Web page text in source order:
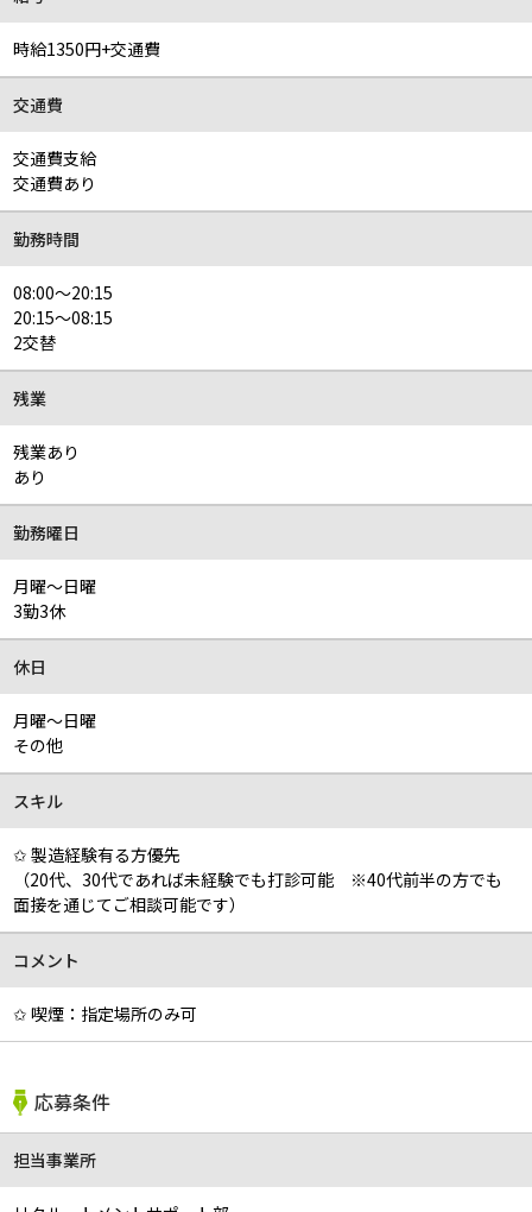
時給1350円+交通費
交通費
交通費支給
交通費あり
勤務時間
08:00～20:15
20:15～08:15
2交替
残業
残業あり
あり
勤務曜日
月曜～日曜
3勤3休
休日
月曜～日曜
その他
スキル
✩ 製造経験有る方優先
（20代、30代であれば未経験でも打診可能 ※40代前半の方でも
面接を通じてご相談可能です）
コメント
✩ 喫煙：指定場所のみ可
応募条件
担当事業所